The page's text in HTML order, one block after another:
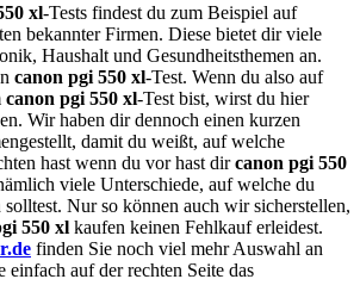
xl-Tests findest du zum Beispiel auf
bekannter Firmen. Diese bietet dir viele
Haushalt und Gesundheitsthemen an.
canon pgi 550 xl-Test. Wenn du also auf
canon pgi 550 xl-Test bist, wirst du hier
Wir haben dir dennoch einen kurzen
damit du weißt, auf welche
hast wenn du vor hast dircanon pgi 550
viele Unterschiede, auf welche du
Nur so können auch wir sicherstellen,
550 xl kaufen keinen Fehlkauf erleidest.
finden Sie noch viel mehr Auswahl an
einfach auf der rechten Seite das